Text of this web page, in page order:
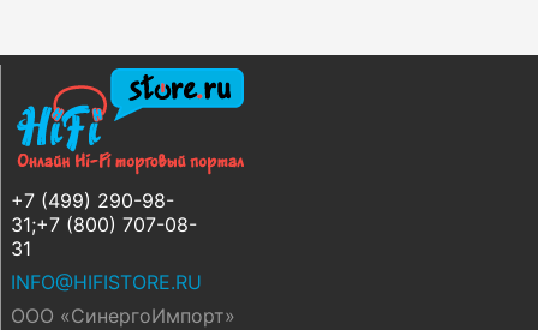
+7 (499) 290-98-
31;+7 (800) 707-08-
31
INFO@HIFISTORE.RU
ООО «СинергоИмпорт»